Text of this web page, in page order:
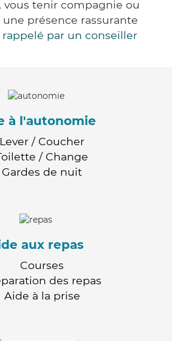
tenir compagnie ou
présence rassurante
par un conseiller
à l'autonomie
Lever / Coucher
/ Change
Gardes de nuit
aux repas
Courses
des repas
Aide à la prise